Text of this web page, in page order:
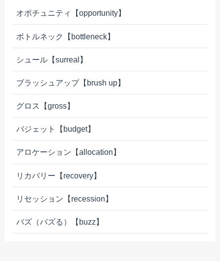
オポチュニティ【opportunity】
ボトルネック【bottleneck】
シュール【surreal】
ブラッシュアップ【brush up】
グロス【gross】
バジェット【budget】
アロケーション【allocation】
リカバリー【recovery】
リセッション【recession】
バズ（バズる）【buzz】